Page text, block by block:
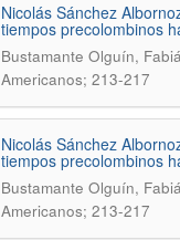
Nicolás Sánchez
tiempos precolombinos
Bustamante Olguín,
Americanos; 213-217
Nicolás Sánchez
tiempos precolombinos
Bustamante Olguín,
Americanos; 213-217